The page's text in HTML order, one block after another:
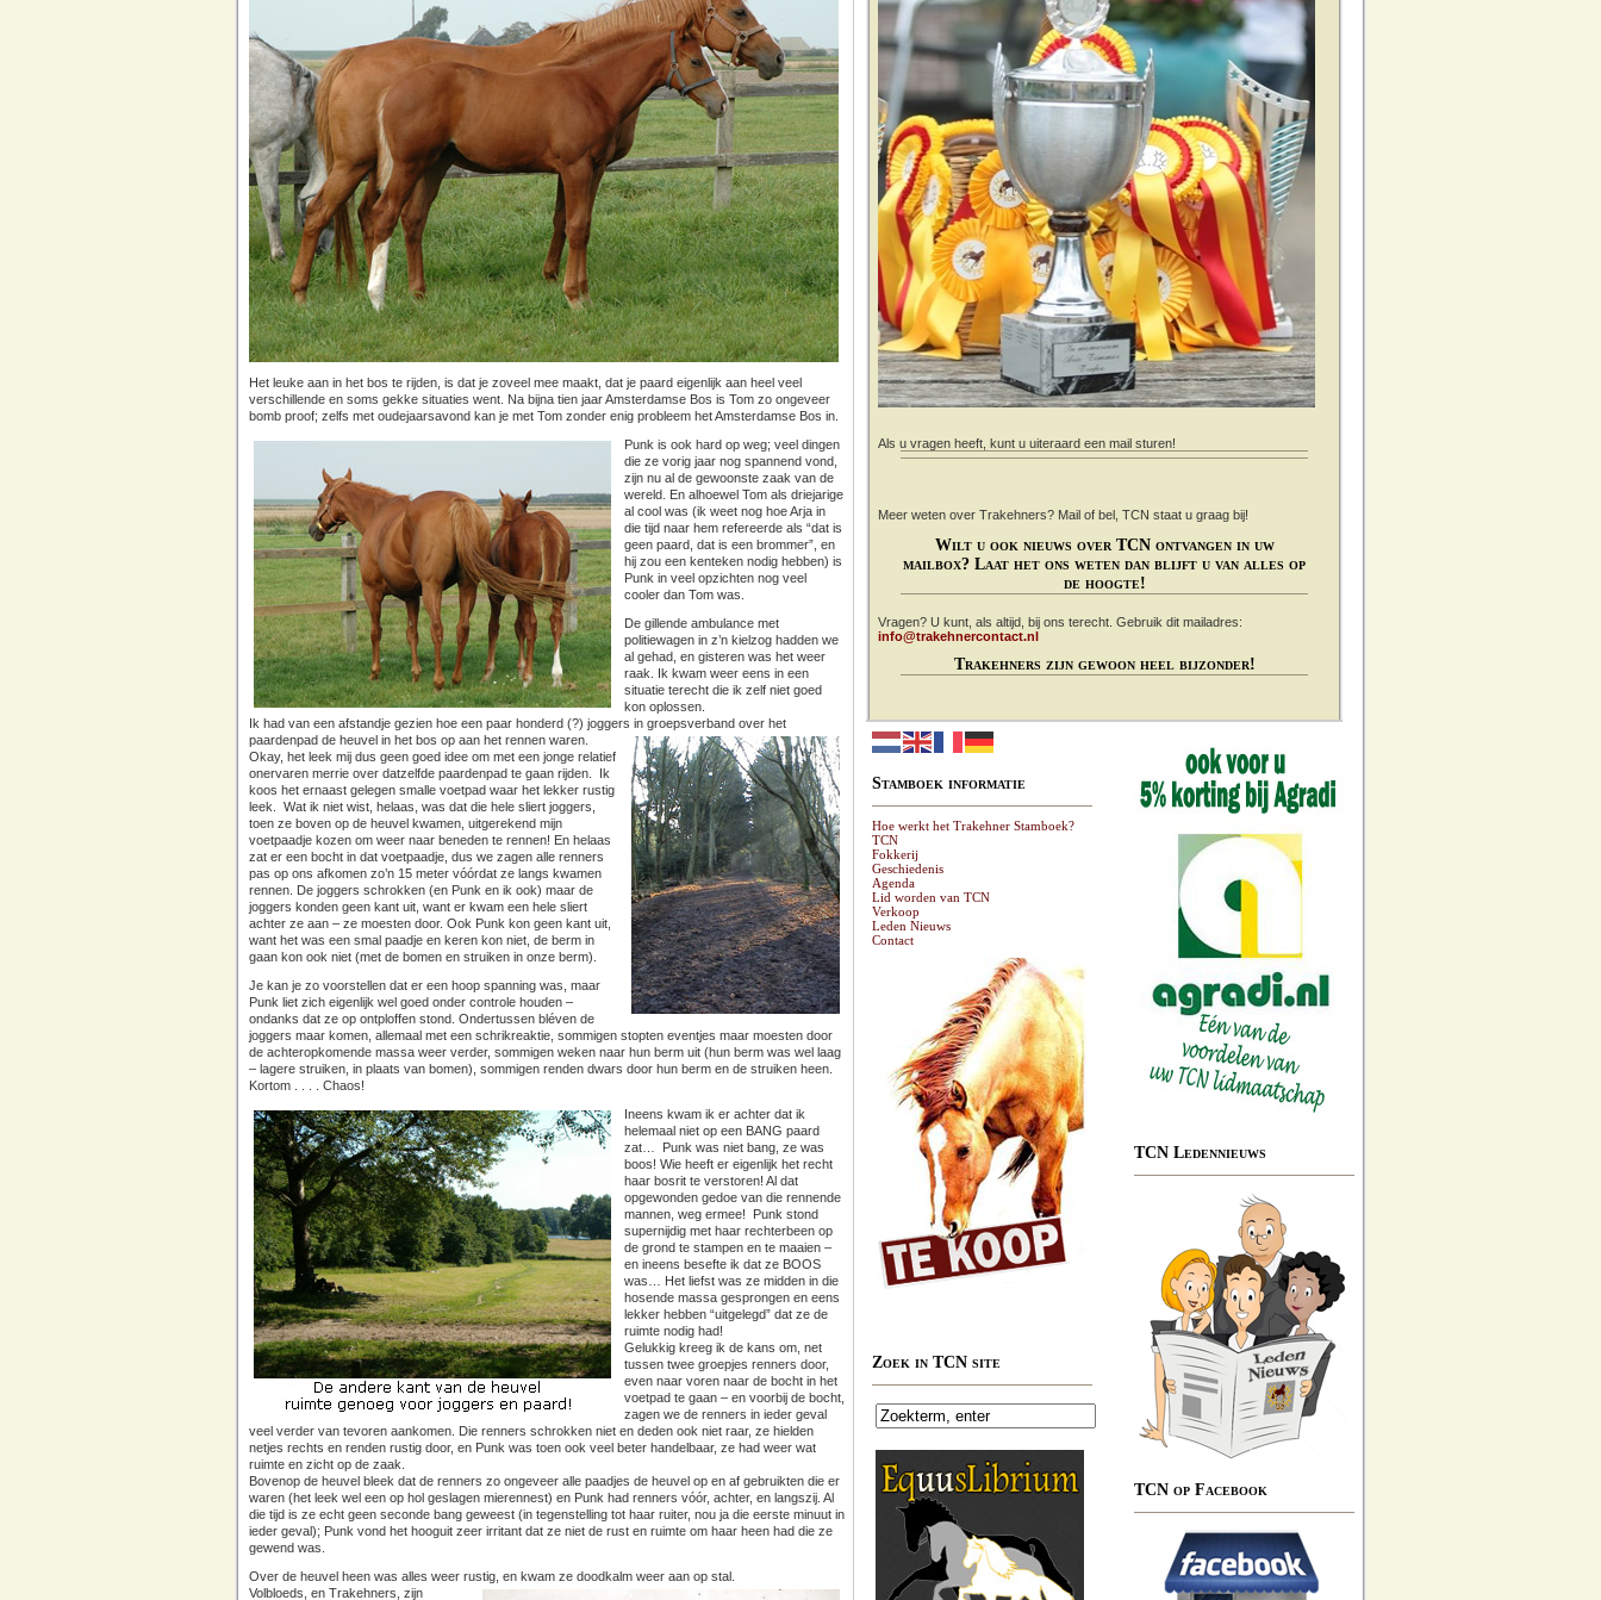
Het leuke aan in het bos te rijden, is dat je zoveel mee maakt, dat je paard eigenlijk aan heel veel
verschillende en soms gekke situaties went. Na bijna tien jaar Amsterdamse Bos is Tom zo ongeveer
bomb proof; zelfs met oudejaarsavond kan je met Tom zonder enig probleem het Amsterdamse Bos in.
Punk is ook hard op weg; veel dingen
die ze vorig jaar nog spannend vond,
zijn nu al de gewoonste zaak van de
wereld. En alhoewel Tom als driejarige
al cool was (ik weet nog hoe Arja in
die tijd naar hem refereerde als “dat is
geen paard, dat is een brommer”, en
hij zou een kenteken nodig hebben) is
Punk in veel opzichten nog veel
cooler dan Tom was.
De gillende ambulance met
politiewagen in z’n kielzog hadden we
al gehad, en gisteren was het weer
raak. Ik kwam weer eens in een
situatie terecht die ik zelf niet goed
kon oplossen.
Ik had van een afstandje gezien hoe een paar honderd (?) joggers in groepsverband over het
paardenpad de heuvel in het bos op aan het rennen waren.
Okay, het leek mij dus geen goed idee om met een jonge relatief
onervaren merrie over datzelfde paardenpad te gaan rijden. Ik
koos het ernaast gelegen smalle voetpad waar het lekker rustig
leek. Wat ik niet wist, helaas, was dat die hele sliert joggers,
toen ze boven op de heuvel kwamen, uitgerekend mijn
voetpaadje kozen om weer naar beneden te rennen! En helaas
zat er een bocht in dat voetpaadje, dus we zagen alle renners
pas op ons afkomen zo’n 15 meter vóórdat ze langs kwamen
rennen. De joggers schrokken (en Punk en ik ook) maar de
joggers konden geen kant uit, want er kwam een hele sliert
achter ze aan – ze moesten door. Ook Punk kon geen kant uit,
want het was een smal paadje en keren kon niet, de berm in
gaan kon ook niet (met de bomen en struiken in onze berm).
Je kan je zo voorstellen dat er een hoop spanning was, maar
Punk liet zich eigenlijk wel goed onder controle houden –
ondanks dat ze op ontploffen stond. Ondertussen bléven de
joggers maar komen, allemaal met een schrikreaktie, sommigen stopten eventjes maar moesten door
de achteropkomende massa weer verder, sommigen weken naar hun berm uit (hun berm was wel laag
– lagere struiken, in plaats van bomen), sommigen renden dwars door hun berm en de struiken heen.
Kortom . . . . Chaos!
Ineens kwam ik er achter dat ik
helemaal niet op een BANG paard
zat… Punk was niet bang, ze was
boos! Wie heeft er eigenlijk het recht
haar bosrit te verstoren! Al dat
opgewonden gedoe van die rennende
mannen, weg ermee! Punk stond
supernijdig met haar rechterbeen op
de grond te stampen en te maaien –
en ineens besefte ik dat ze BOOS
was… Het liefst was ze midden in die
hosende massa gesprongen en eens
lekker hebben “uitgelegd” dat ze de
ruimte nodig had!
Gelukkig kreeg ik de kans om, net
tussen twee groepjes renners door,
even naar voren naar de bocht in het
voetpad te gaan – en voorbij de bocht,
zagen we de renners in ieder geval
veel verder van tevoren aankomen. Die renners schrokken niet en deden ook niet raar, ze hielden
netjes rechts en renden rustig door, en Punk was toen ook veel beter handelbaar, ze had weer wat
ruimte en zicht op de zaak.
Bovenop de heuvel bleek dat de renners zo ongeveer alle paadjes de heuvel op en af gebruikten die er
waren (het leek wel een op hol geslagen mierennest) en Punk had renners vóór, achter, en langszij. Al
die tijd is ze echt geen seconde bang geweest (in tegenstelling tot haar ruiter, nou ja die eerste minuut in
ieder geval); Punk vond het hooguit zeer irritant dat ze niet de rust en ruimte om haar heen had die ze
gewend was.
Over de heuvel heen was alles weer rustig, en kwam ze doodkalm weer aan op stal.
Volbloeds, en Trakehners, zijn
Als u vragen heeft, kunt u uiteraard een mail sturen!
Meer weten over Trakehners? Mail of bel, TCN staat u graag bij!
Wilt u ook nieuws over TCN ontvangen in uw
mailbox? Laat het ons weten dan blijft u van alles op
de hoogte!
Vragen? U kunt, als altijd, bij ons terecht. Gebruik dit mailadres:
info@trakehnercontact.nl
Trakehners zijn gewoon heel bijzonder!
Stamboek informatie
Hoe werkt het Trakehner Stamboek?
TCN
Fokkerij
Geschiedenis
Agenda
Lid worden van TCN
Verkoop
Leden Nieuws
Contact
Zoek in TCN site
TCN Ledennieuws
TCN op Facebook